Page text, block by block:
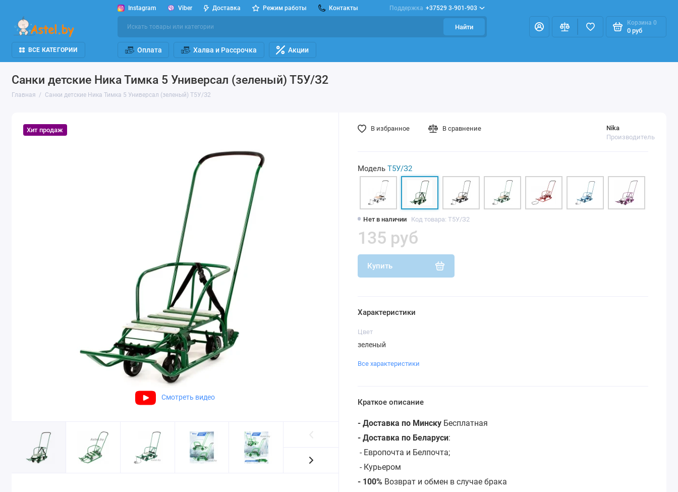
Instagram Viber Доставка Режим работы Контакты Поддержка +37529 3-901-903
Найти
Корзина 0
0 руб
ВСЕ КАТЕГОРИИ Оплата Халва и Рассрочка Акции
Санки детские Ника Тимка 5 Универсал (зеленый) Т5У/З2
Главная Санки детские Ника Тимка 5 Универсал (зеленый) Т5У/З2
Хит продаж
Смотреть видео
Нет в наличии Код товара: Т5У/З2
Nika
Производитель
135 руб
Купить
В избранное В сравнение
Модель Т5У/З2
Характеристики
Цвет
зеленый
Все характеристики
Краткое описание
- Доставка по МинскуБесплатная
- Доставка по Беларуси:
- Европочта и Белпочта;
- Курьером
- 100% Возврат и обмен в случае брака